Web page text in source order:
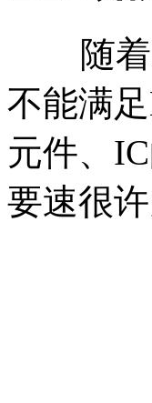
随着
不能满
元件、
要速很